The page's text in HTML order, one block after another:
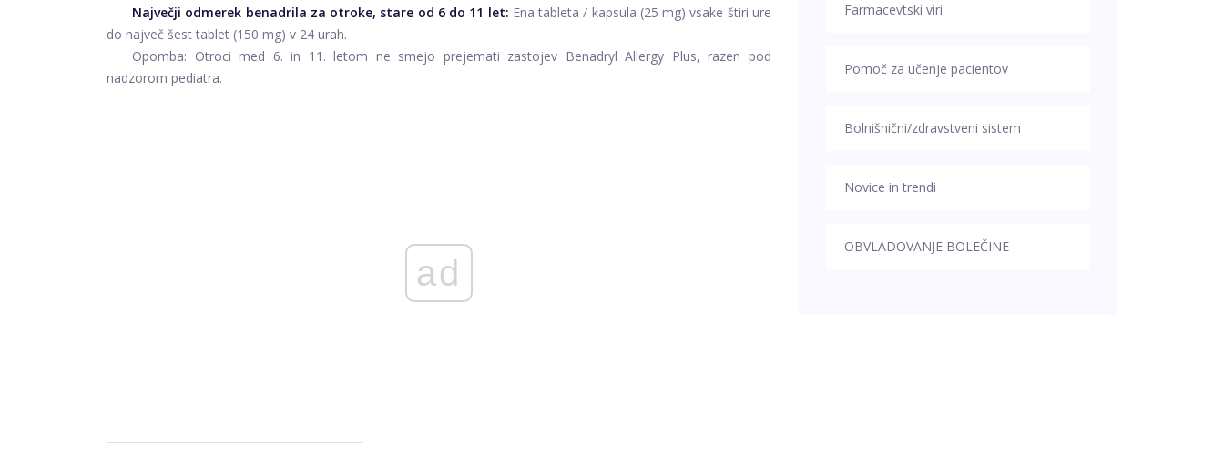
Največji odmerek benadrila za otroke, stare od 6 do 11 let: Ena tableta / kapsula (25 mg) vsake štiri ure
do največ šest tablet (150 mg) v 24 urah.
Opomba: Otroci med 6. in 11. letom ne smejo prejemati zastojev Benadryl Allergy Plus, razen pod
nadzorom pediatra.
ad
Farmacevtski viri
Pomoč za učenje pacientov
Bolnišnični/zdravstveni sistem
Novice in trendi
OBVLADOVANJE BOLEČINE